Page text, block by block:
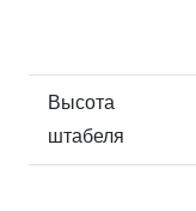
Высота
штабеля